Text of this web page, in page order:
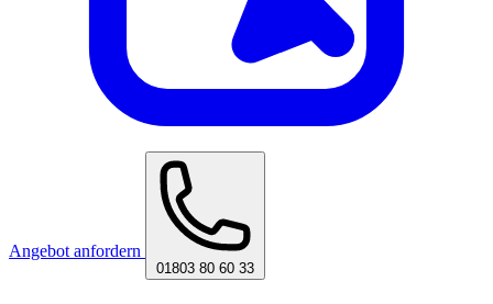
Angebot anfordern
01803 80 60 33